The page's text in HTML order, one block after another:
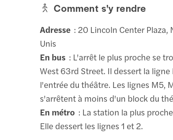
Comment s'y rendre
Adresse : 20 Lincoln Center Plaza,
Unis
En bus : L'arrêt le plus proche se
West 63rd Street. Il dessert la ligne
l'entrée du théâtre. Les lignes M5,
s'arrêtent à moins d'un block du
En métro : La station la plus
Elle dessert les lignes 1 et 2.